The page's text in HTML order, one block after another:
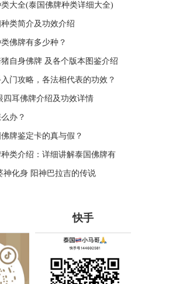
大全(泰国佛牌种类详细大全)
类简介及功效介绍
佛牌有多少种？
自身佛牌 及各个版本图鉴介绍
门攻略，各法相代表的功效？
四耳佛牌介绍及功效详情
办？
牌鉴定卡的真与假？
类介绍：详细讲解泰国佛牌有
神化身 阳神巴拉吉的传说
快手